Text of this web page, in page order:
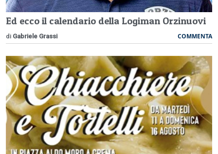
Ed ecco il calendario della Logiman Orzinuovi
di Gabriele Grassi COMMENTA